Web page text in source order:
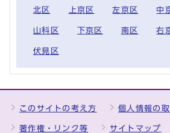
北区 上京区 左京区 中
山科区 下京区 南区 右
伏見区
このサイトの考え方 個人情報の
著作権・リンク等 サイトマップ